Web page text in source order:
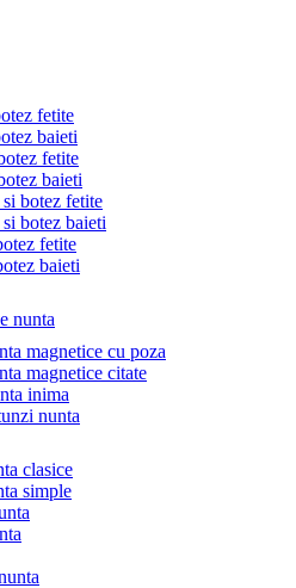
fetite
baieti
fetite
baieti
botez fetite
botez baieti
fetite
baieti
nunta
magnetice cu poza
magnetice citate
inima
nunta
clasice
simple